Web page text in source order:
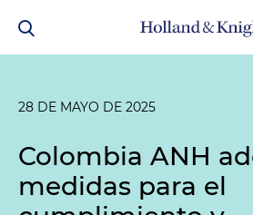
28 DE MAYO DE 2025
Colombia ANH
medidas para el